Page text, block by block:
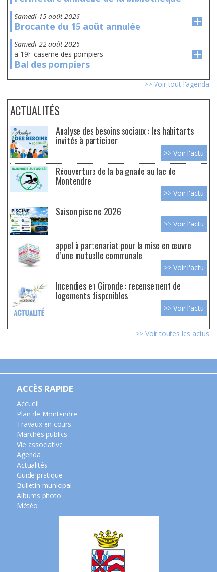
samedi 15 août 2026
Brocante du 15 août annulée
samedi 22 août 2026
à 19h caserne des pompiers
Bal des pompiers
>> Voir tout l'agenda
ACTUALITÉS
Analyse des besoins sociaux : les habitants
invités à participer
>> Voir l'actu
Réouverture de la baignade au lac de
Montendre
>> Voir l'actu
Saison piscine 2026
>> Voir l'actu
appel à partenariat pour la mise en œuvre
d’une mutuelle communale
>> Voir l'actu
Incendies en Gironde : recensement de
logements disponibles
>> Voir l'actu
>> Voir toutes les actus
ACCÈS RAPIDE
Accueil
Plan de Montendre
Travaux en cours
Marchés publics
Vie associative
Agenda
Actualités
Guide pratique
Bulletin municipal
Albums photo
Météo